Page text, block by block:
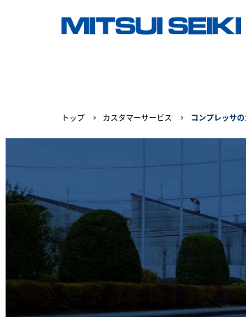
トップ カスタマーサービス コンプレッサ